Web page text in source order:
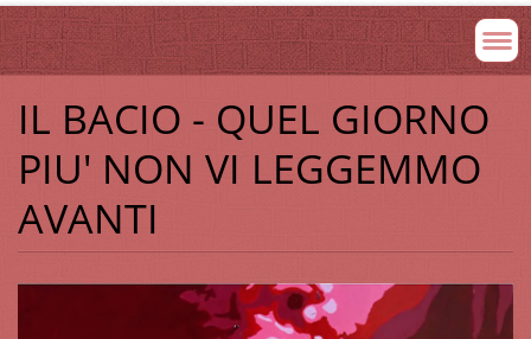
IL BACIO - QUEL GIORNO
PIU' NON VI LEGGEMMO
AVANTI